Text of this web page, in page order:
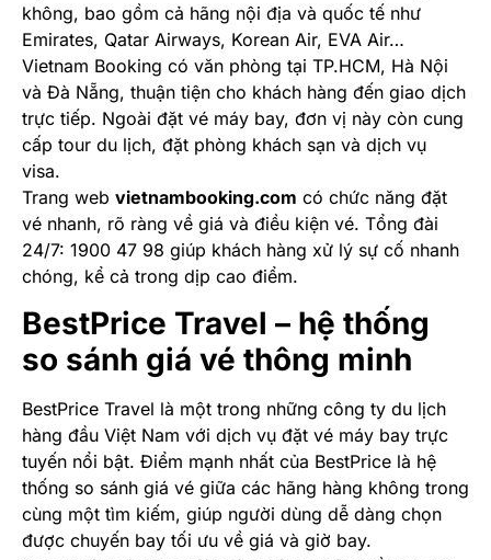
không, bao gồm cả hãng nội địa và quốc tế như
Emirates, Qatar Airways, Korean Air, EVA Air…
Vietnam Booking có văn phòng tại TP.HCM, Hà Nội
và Đà Nẵng, thuận tiện cho khách hàng đến giao dịch
trực tiếp. Ngoài đặt vé máy bay, đơn vị này còn cung
cấp tour du lịch, đặt phòng khách sạn và dịch vụ
visa.
Trang web vietnambooking.com có chức năng đặt
vé nhanh, rõ ràng về giá và điều kiện vé. Tổng đài
24/7: 1900 47 98 giúp khách hàng xử lý sự cố nhanh
chóng, kể cả trong dịp cao điểm.
BestPrice Travel – hệ thống
so sánh giá vé thông minh
BestPrice Travel là một trong những công ty du lịch
hàng đầu Việt Nam với dịch vụ đặt vé máy bay trực
tuyến nổi bật. Điểm mạnh nhất của BestPrice là hệ
thống so sánh giá vé giữa các hãng hàng không trong
cùng một tìm kiếm, giúp người dùng dễ dàng chọn
được chuyến bay tối ưu về giá và giờ bay.